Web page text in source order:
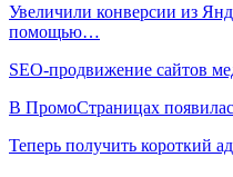
Увеличили конверсии из
помощью…
SEO-продвижение сайтов
В ПромоСтраницах
Теперь получить короткий